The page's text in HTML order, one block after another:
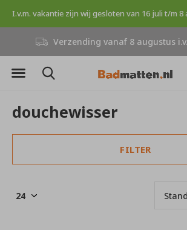
Verzending vanaf 8 augustus
douchewisser
FILTER